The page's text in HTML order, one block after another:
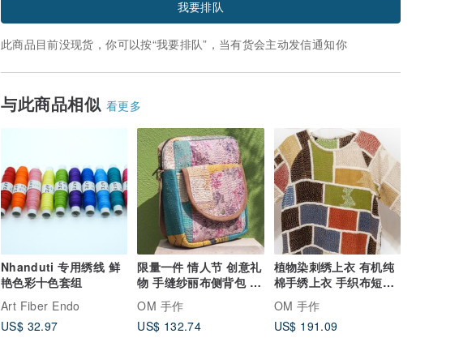
我要排队
此商品目前没现货，你可以按“我要排队”，当有货会主动发信通知你
与此商品相似 看更多
Nhanduti 专用绣线 鲜
艳色彩十色套组
Art Fiber Endo
US$ 32.97
限量一件 情人节 创意礼
物 手缝纱丽布侧背包 /
刺绣侧背包 / 刺绣斜背
包 / 手缝纱丽线斜背包 /
纱丽布拼接背包 - 印度
OM 手作
US$ 132.74
植物染刺绣上衣 有机纯
棉手绣上衣 手织布短袖
刺子绣 - 蒙德里安风
OM 手作
US$ 191.09